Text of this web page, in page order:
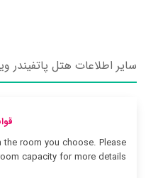
سایر اطلاعات هتل پاتفیندر ویو
room you choose. Please
capacity for more details.